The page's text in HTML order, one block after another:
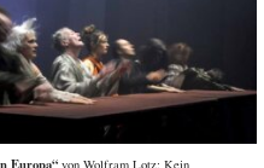
von Wolfram Lotz: Kein